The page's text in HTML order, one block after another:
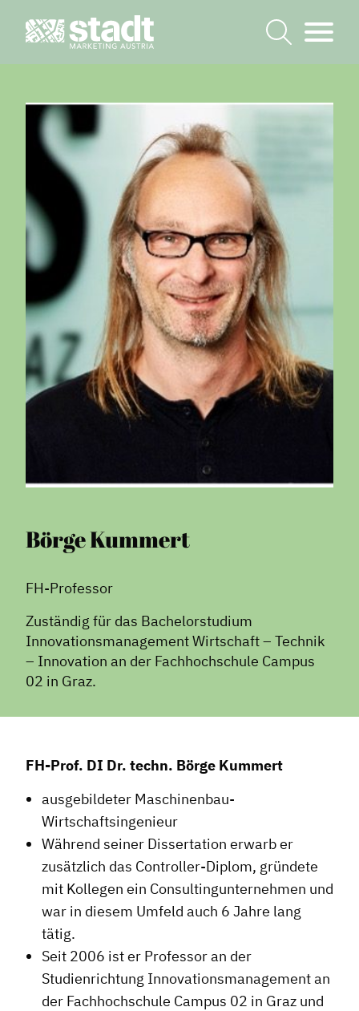
Dachverband
Börge Kummert
FH-Professor
Zuständig für das Bachelorstudium
Innovationsmanagement Wirtschaft – Technik
– Innovation an der Fachhochschule Campus
02 in Graz.
FH-Prof. DI Dr. techn. Börge Kummert
ausgebildeter Maschinenbau-
Wirtschaftsingenieur
Während seiner Dissertation erwarb er
zusätzlich das Controller-Diplom, gründete
mit Kollegen ein Consultingunternehmen und
war in diesem Umfeld auch 6 Jahre lang
tätig.
Seit 2006 ist er Professor an der
Studienrichtung Innovationsmanagement an
der Fachhochschule Campus 02 in Graz und